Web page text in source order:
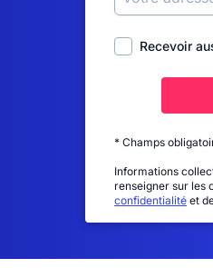
Recevoir
* Champs
Informations
renseigner sur les
confidentialité et